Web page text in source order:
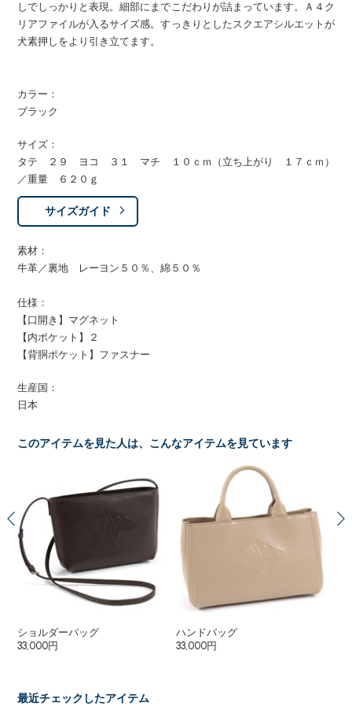
しでしっかりと表現。細部にまでこだわりが詰まっています。Ａ４ク
リアファイルが入るサイズ感。すっきりとしたスクエアシルエットが
犬素押しをより引き立てます。
カラー：
ブラック
サイズ：
タテ ２９ ヨコ ３１ マチ １０ｃｍ（立ち上がり １７ｃｍ）
／重量 ６２０ｇ
サイズガイド
素材：
牛革／裏地 レーヨン５０％、綿５０％
仕様：
【口開き】マグネット
【内ポケット】２
【背胴ポケット】ファスナー
生産国：
日本
このアイテムを見た人は、こんなアイテムを見ています
ショルダーバッグ
33,000円
ハンドバッグ
33,000円
最近チェックしたアイテム